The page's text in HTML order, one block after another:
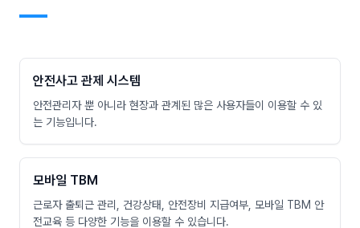
―
안전사고 관제 시스템
안전관리자 뿐 아니라 현장과 관계된 많은 사용자들이 이용할 수 있
는 기능입니다.
모바일 TBM
근로자 출퇴근 관리, 건강상태, 안전장비 지급여부, 모바일 TBM 안
전교육 등 다양한 기능을 이용할 수 있습니다.